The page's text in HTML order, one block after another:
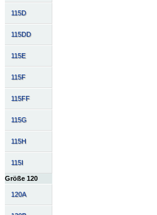
115D
115DD
115E
115F
115FF
115G
115H
115I
Größe 120
120A